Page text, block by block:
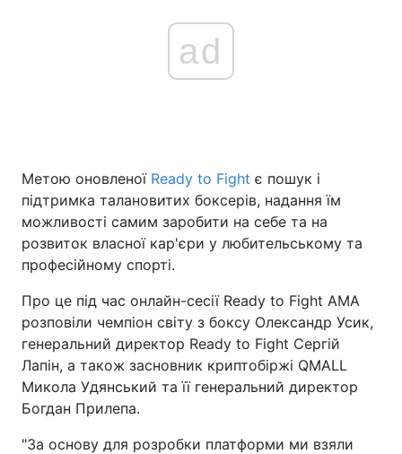
ad
Метою оновленої Ready to Fight є пошук і
підтримка талановитих боксерів, надання їм
можливості самим заробити на себе та на
розвиток власної кар'єри у любительському та
професійному спорті.
Про це під час онлайн-сесії Ready to Fight AMA
розповіли чемпіон світу з боксу Олександр Усик,
генеральний директор Ready to Fight Сергій
Лапін, а також засновник криптобіржі QMALL
Микола Удянський та її генеральний директор
Богдан Прилепа.
"За основу для розробки платформи ми взяли